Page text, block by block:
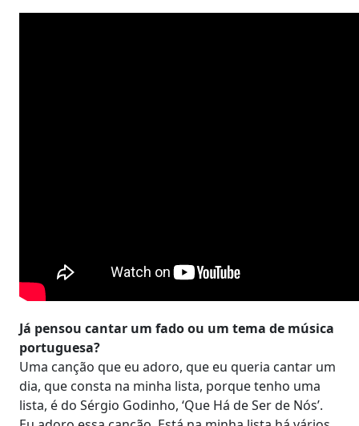
Já pensou cantar um fado ou um tema de música
portuguesa?
Uma canção que eu adoro, que eu queria cantar um
dia, que consta na minha lista, porque tenho uma
lista, é do Sérgio Godinho, ‘Que Há de Ser de Nós’.